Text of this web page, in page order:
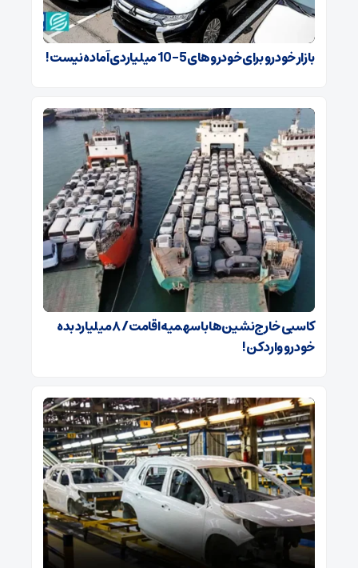
بازار خودرو برای خودروهای 5-10 میلیاردی آماده نیست!
کاسبی خارج‌نشین‌ها با سهمیه اقامت / ۸ میلیارد بده
خودرو وارد کن!